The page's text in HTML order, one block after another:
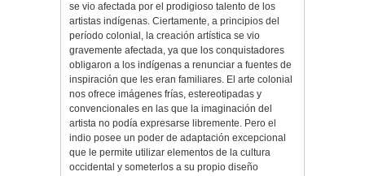
se vio afectada por el prodigioso talento de los
artistas indígenas. Ciertamente, a principios del
período colonial, la creación artística se vio
gravemente afectada, ya que los conquistadores
obligaron a los indígenas a renunciar a fuentes de
inspiración que les eran familiares. El arte colonial
nos ofrece imágenes frías, estereotipadas y
convencionales en las que la imaginación del
artista no podía expresarse libremente. Pero el
indio posee un poder de adaptación excepcional
que le permite utilizar elementos de la cultura
occidental y someterlos a su propio diseño